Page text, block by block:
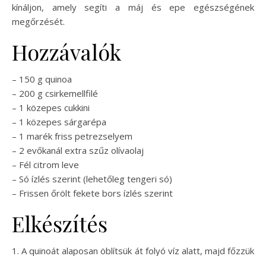
kínáljon, amely segíti a máj és epe egészségének
megőrzését.
Hozzávalók
– 150 g quinoa
– 200 g csirkemellfilé
– 1 közepes cukkini
– 1 közepes sárgarépa
– 1 marék friss petrezselyem
– 2 evőkanál extra szűz olívaolaj
– Fél citrom leve
– Só ízlés szerint (lehetőleg tengeri só)
– Frissen őrölt fekete bors ízlés szerint
Elkészítés
1. A quinoát alaposan öblítsük át folyó víz alatt, majd főzzük